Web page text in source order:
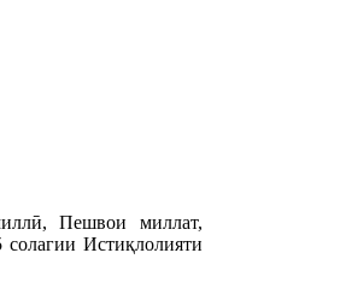
Пешвои миллат,
Истиқлолияти